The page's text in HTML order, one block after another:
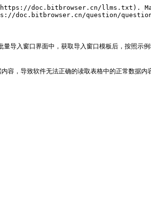
doc.bitbrowser.cn/llms.txt).
doc.bitbrowser.cn/question/
批量导入窗口界面中，获取导入窗口模板后
容，导致软件无法正确的读取表格中的正常数据内